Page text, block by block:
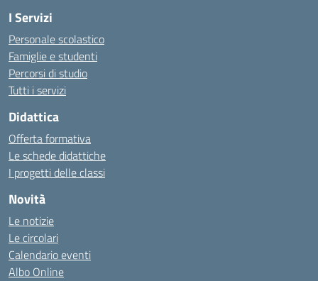
I Servizi
Personale scolastico
Famiglie e studenti
Percorsi di studio
Tutti i servizi
Didattica
Offerta formativa
Le schede didattiche
I progetti delle classi
Novità
Le notizie
Le circolari
Calendario eventi
Albo Online